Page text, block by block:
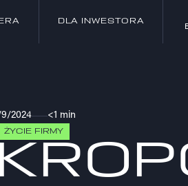
DLA INWESTORA
2024 <1 min
ŻYCIE FIRMY